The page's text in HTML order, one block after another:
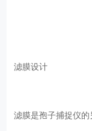
滤膜设计
滤膜是孢子捕捉仪的